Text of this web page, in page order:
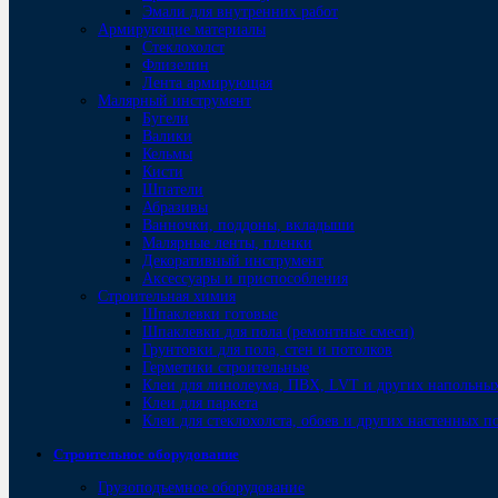
Эмали для внутренних работ
Армирующие материалы
Стеклохолст
Флизелин
Лента армирующая
Малярный инструмент
Бугели
Валики
Кельмы
Кисти
Шпатели
Абразивы
Ванночки, поддоны, вкладыши
Малярные ленты, пленки
Декоративный инструмент
Аксессуары и приспособления
Строительная химия
Шпаклевки готовые
Шпаклевки для пола (ремонтные смеси)
Грунтовки для пола, стен и потолков
Герметики строительные
Клеи для линолеума, ПВХ, LVT и других
Клеи для паркета
Клеи для стеклохолста, обоев и других настенных
Строительное оборудование
Грузоподъемное оборудование